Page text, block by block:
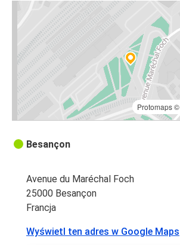
Protomaps©
Besançon
Avenue du Maréchal Foch
25000 Besançon
Francja
Wyświetl ten adres w Google Maps